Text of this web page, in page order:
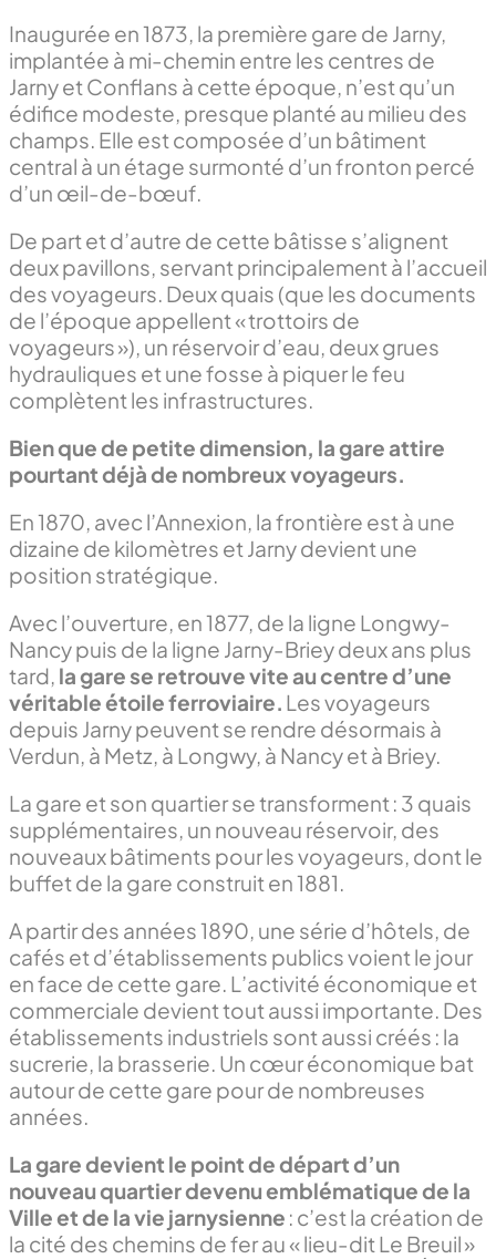
Inaugurée en 1873, la première gare de Jarny,
implantée à mi-chemin entre les centres de
Jarny et Conflans à cette époque, n’est qu’un
édifice modeste, presque planté au milieu des
champs. Elle est composée d’un bâtiment
central à un étage surmonté d’un fronton percé
d’un œil-de-bœuf.
De part et d’autre de cette bâtisse s’alignent
deux pavillons, servant principalement à l’accueil
des voyageurs. Deux quais (que les documents
de l’époque appellent « trottoirs de
voyageurs »), un réservoir d’eau, deux grues
hydrauliques et une fosse à piquer le feu
complètent les infrastructures.
Bien que de petite dimension, la gare attire
pourtant déjà de nombreux voyageurs.
En 1870, avec l’Annexion, la frontière est à une
dizaine de kilomètres et Jarny devient une
position stratégique.
Avec l’ouverture, en 1877, de la ligne Longwy-
Nancy puis de la ligne Jarny-Briey deux ans plus
tard, la gare se retrouve vite au centre d’une
véritable étoile ferroviaire. Les voyageurs
depuis Jarny peuvent se rendre désormais à
Verdun, à Metz, à Longwy, à Nancy et à Briey.
La gare et son quartier se transforment : 3 quais
supplémentaires, un nouveau réservoir, des
nouveaux bâtiments pour les voyageurs, dont le
buffet de la gare construit en 1881.
A partir des années 1890, une série d’hôtels, de
cafés et d’établissements publics voient le jour
en face de cette gare. L’activité économique et
commerciale devient tout aussi importante. Des
établissements industriels sont aussi créés : la
sucrerie, la brasserie. Un cœur économique bat
autour de cette gare pour de nombreuses
années.
La gare devient le point de départ d’un
nouveau quartier devenu emblématique de la
Ville et de la vie jarnysienne : c’est la création de
la cité des chemins de fer au « lieu-dit Le Breuil »